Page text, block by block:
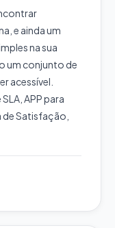
e ainda um
na sua
um conjunto de
acessível.
APP para
Satisfação,